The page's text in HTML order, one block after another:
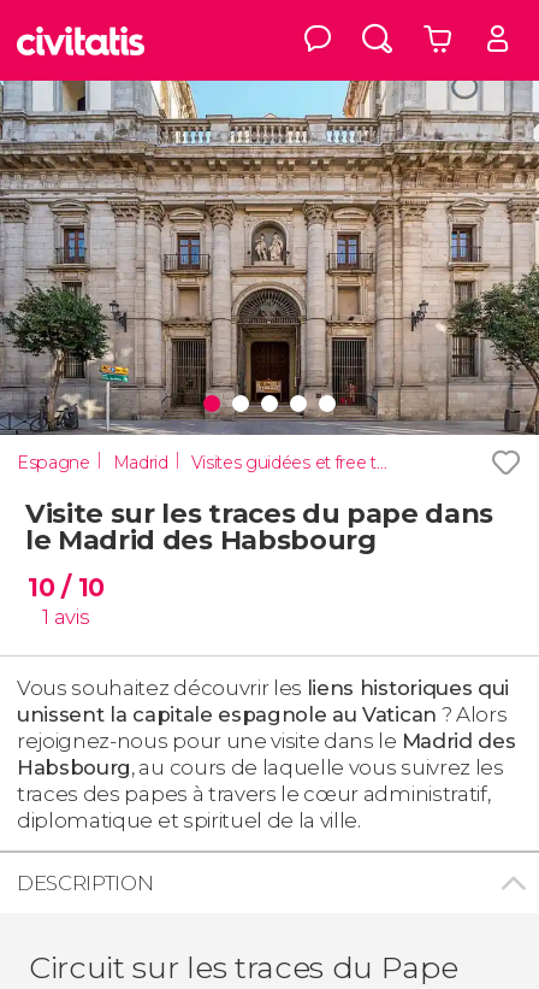
Espagne Madrid Visites guidées et free tours
Visite sur les traces du pape dans
le Madrid des Habsbourg
10/ 10
1 avis
Vous souhaitez découvrir les liens historiques qui
unissent la capitale espagnole au Vatican ? Alors
rejoignez-nous pour une visite dans le Madrid des
Habsbourg, au cours de laquelle vous suivrez les
traces des papes à travers le cœur administratif,
diplomatique et spirituel de la ville.
DESCRIPTION
Circuit sur les traces du Pape